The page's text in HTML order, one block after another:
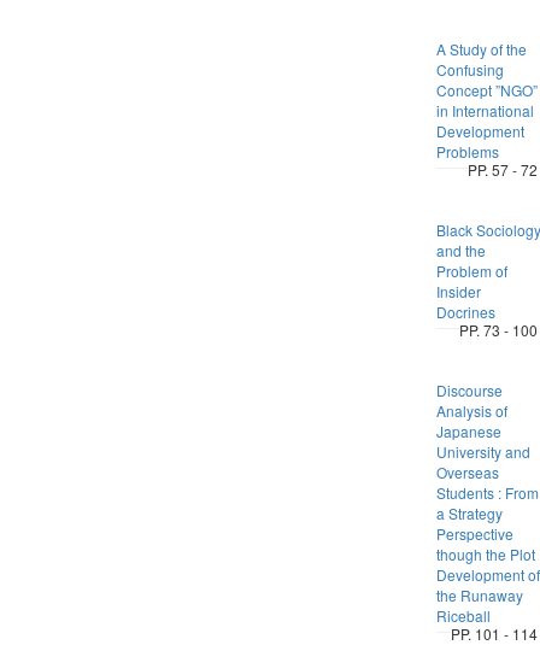
A Study of the
Confusing
Concept ”NGO”
in International
Development
Problems
PP. 57 - 72
Black Sociology
and the
Problem of
Insider
Docrines
PP. 73 - 100
Discourse
Analysis of
Japanese
University and
Overseas
Students : From
a Strategy
Perspective
though the Plot
Development of
the Runaway
Riceball
PP. 101 - 114